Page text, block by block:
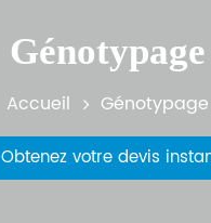
Génotypage
Accueil Génotypage
Obtenez votre devis